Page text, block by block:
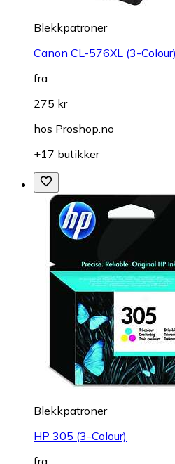
Blekkpatroner
Canon CL-576XL (3-Colour)
fra
275 kr
hos Proshop.no
+17 butikker
Blekkpatroner
HP 305 (3-Colour)